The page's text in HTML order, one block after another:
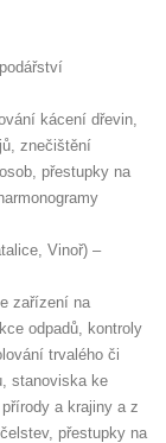
kácení dřevin,
znečištění
přestupky na
Vinoř) –
zařízení na
odpadů, kontroly
trvalého či
stanoviska ke
a krajiny a z
přestupky na